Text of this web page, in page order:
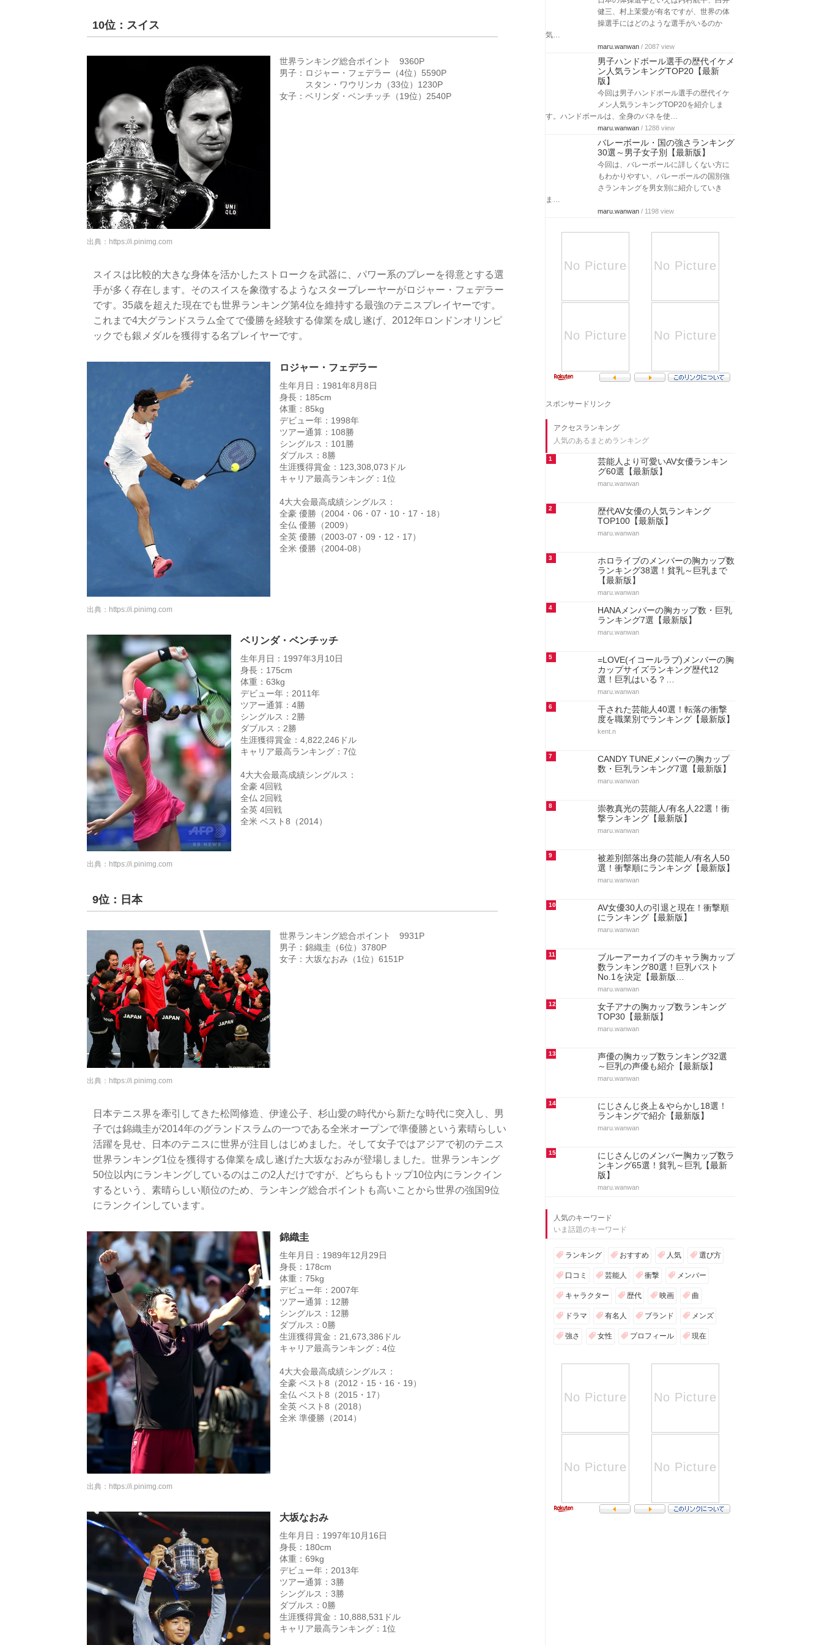
10位：スイス
世界ランキング総合ポイント 9360P
男子：ロジャー・フェデラー（4位）5590P
スタン・ワウリンカ（33位）1230P
女子：ベリンダ・ベンチッチ（19位）2540P
出典： https://i.pinimg.com
スイスは比較的大きな身体を活かしたストロークを武器に、パワー系のプレーを得意とする選
手が多く存在します。そのスイスを象徴するようなスタープレーヤーがロジャー・フェデラー
です。35歳を超えた現在でも世界ランキング第4位を維持する最強のテニスプレイヤーです。
これまで4大グランドスラム全てで優勝を経験する偉業を成し遂げ、2012年ロンドンオリンピ
ックでも銀メダルを獲得する名プレイヤーです。
ロジャー・フェデラー
生年月日：1981年8月8日
身長：185cm
体重：85kg
デビュー年：1998年
ツアー通算：108勝
シングルス：101勝
ダブルス：8勝
生涯獲得賞金：123,308,073ドル
キャリア最高ランキング：1位
4大大会最高成績シングルス：
全豪 優勝（2004・06・07・10・17・18）
全仏 優勝（2009）
全英 優勝（2003-07・09・12・17）
全米 優勝（2004-08）
出典： https://i.pinimg.com
ベリンダ・ベンチッチ
生年月日：1997年3月10日
身長：175cm
体重：63kg
デビュー年：2011年
ツアー通算：4勝
シングルス：2勝
ダブルス：2勝
生涯獲得賞金：4,822,246ドル
キャリア最高ランキング：7位
4大大会最高成績シングルス：
全豪 4回戦
全仏 2回戦
全英 4回戦
全米 ベスト8（2014）
出典： https://i.pinimg.com
9位：日本
世界ランキング総合ポイント 9931P
男子：錦織圭（6位）3780P
女子：大坂なおみ（1位）6151P
出典： https://i.pinimg.com
日本テニス界を牽引してきた松岡修造、伊達公子、杉山愛の時代から新たな時代に突入し、男
子では錦織圭が2014年のグランドスラムの一つである全米オープンで準優勝という素晴らしい
活躍を見せ、日本のテニスに世界が注目しはじめました。そして女子ではアジアで初のテニス
世界ランキング1位を獲得する偉業を成し遂げた大坂なおみが登場しました。世界ランキング
50位以内にランキングしているのはこの2人だけですが、どちらもトップ10位内にランクイン
するという、素晴らしい順位のため、ランキング総合ポイントも高いことから世界の強国9位
にランクインしています。
錦織圭
生年月日：1989年12月29日
身長：178cm
体重：75kg
デビュー年：2007年
ツアー通算：12勝
シングルス：12勝
ダブルス：0勝
生涯獲得賞金：21,673,386ドル
キャリア最高ランキング：4位
4大大会最高成績シングルス：
全豪 ベスト8（2012・15・16・19）
全仏 ベスト8（2015・17）
全英 ベスト8（2018）
全米 準優勝（2014）
出典： https://i.pinimg.com
大坂なおみ
生年月日：1997年10月16日
身長：180cm
体重：69kg
デビュー年：2013年
ツアー通算：3勝
シングルス：3勝
ダブルス：0勝
生涯獲得賞金：10,888,531ドル
キャリア最高ランキング：1位
健三、村上茉愛が有名ですが、世界の体
操選手にはどのような選手がいるのか
気…
maru.wanwan / 2087 view
男子ハンドボール選手の歴代イケメ
ン人気ランキングTOP20【最新
版】
今回は男子ハンドボール選手の歴代イケ
メン人気ランキングTOP20を紹介しま
す。ハンドボールは、全身のバネを使…
maru.wanwan / 1288 view
バレーボール・国の強さランキング
30選～男子女子別【最新版】
今回は、バレーボールに詳しくない方に
もわかりやすい、バレーボールの国別強
さランキングを男女別に紹介していき
ま…
maru.wanwan / 1198 view
スポンサードリンク
アクセスランキング
人気のあるまとめランキング
1
芸能人より可愛いAV女優ランキン
グ60選【最新版】
maru.wanwan
2
歴代AV女優の人気ランキング
TOP100【最新版】
maru.wanwan
3
ホロライブのメンバーの胸カップ数
ランキング38選！貧乳～巨乳まで
【最新版】
maru.wanwan
4
HANAメンバーの胸カップ数・巨乳
ランキング7選【最新版】
maru.wanwan
5
=LOVE(イコールラブ)メンバーの胸
カップサイズランキング歴代12
選！巨乳はいる？…
maru.wanwan
6
干された芸能人40選！転落の衝撃
度を職業別でランキング【最新版】
kent.n
7
CANDY TUNEメンバーの胸カップ
数・巨乳ランキング7選【最新版】
maru.wanwan
8
崇教真光の芸能人/有名人22選！衝
撃ランキング【最新版】
maru.wanwan
9
被差別部落出身の芸能人/有名人50
選！衝撃順にランキング【最新版】
maru.wanwan
10
AV女優30人の引退と現在！衝撃順
にランキング【最新版】
maru.wanwan
11
ブルーアーカイブのキャラ胸カップ
数ランキング80選！巨乳バスト
No.1を決定【最新版…
maru.wanwan
12
女子アナの胸カップ数ランキング
TOP30【最新版】
maru.wanwan
13
声優の胸カップ数ランキング32選
～巨乳の声優も紹介【最新版】
maru.wanwan
14
にじさんじ炎上＆やらかし18選！
ランキングで紹介【最新版】
maru.wanwan
15
にじさんじのメンバー胸カップ数ラ
ンキング65選！貧乳～巨乳【最新
版】
maru.wanwan
人気のキーワード
いま話題のキーワード
ランキング おすすめ 人気 選び方
口コミ 芸能人 衝撃 メンバー
キャラクター 歴代 映画 曲
ドラマ 有名人 ブランド メンズ
強さ 女性 プロフィール 現在